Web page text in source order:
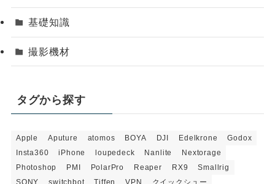
基礎知識
撮影機材
タグから探す
Apple Aputure atomos BOYA DJI Edelkrone
Godox
Insta360
iPhone loupedeck Nanlite
Nextorage
Photoshop
PMI PolarPro Reaper RX9
Smallrig
SONY
switchbot Tiffen VPN クイックシュー